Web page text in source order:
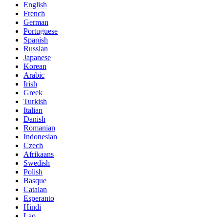
English
French
German
Portuguese
Spanish
Russian
Japanese
Korean
Arabic
Irish
Greek
Turkish
Italian
Danish
Romanian
Indonesian
Czech
Afrikaans
Swedish
Polish
Basque
Catalan
Esperanto
Hindi